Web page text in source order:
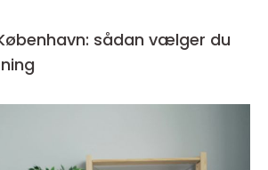
sådan vælger du